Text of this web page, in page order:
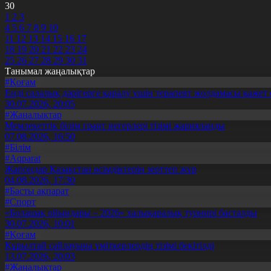
30
1 2 3
4 5 6 7 8 9 10
11 12 13 14 15 16 17
18 19 20 21 22 23 24
25 26 27 28 29 30 31
Танымал жаңалықтар
#Қоғам
Енді салалық дәрігерге қаралу үшін терапевт жолдамасы қажет
30.07.2026, 20:05
#Жаңалықтар
Мемлекеттік білім грант иегерлері тізімі жарияланды
07.08.2026, 16:50
#Білім
#Aqparat
Жапондар Қазақстан өсімдіктерін зерттеп жүр
04.08.2026, 17:30
#Басты ақпарат
#Спорт
«Болашақ ойындары – 2026» халықаралық турнирі басталды
30.07.2026, 10:01
#Қоғам
Құрылтай сайлауына үміткерлердің тізімі бекітілді
13.07.2026, 20:03
#Жаңалықтар